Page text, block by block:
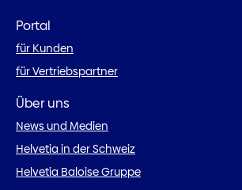
Portal
für Kunden
für Vertriebspartner
Über uns
News und Medien
Helvetia in der Schweiz
Helvetia Baloise Gruppe